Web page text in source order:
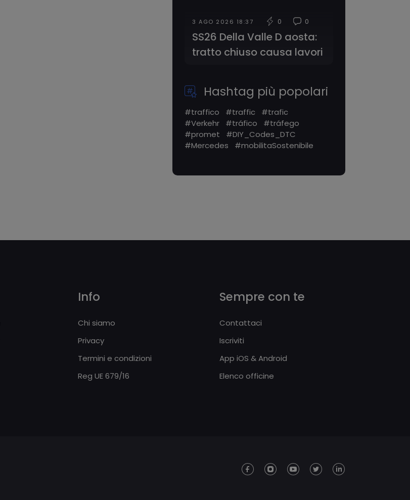
3 AGO 2026 18:37 0 0
SS26 Della Valle D aosta:
tratto chiuso causa lavori
Hashtag più popolari
#traffico #traffic
#trafic
#Verkehr
#tráfico
#tráfego
#promet
#DIY_Codes_DTC
#Mercedes
#mobilitaSostenibile
Info
Chi siamo
Privacy
Termini e condizioni
Reg UE 679/16
Sempre con te
Contattaci
Iscriviti
App iOS & Android
Elenco officine